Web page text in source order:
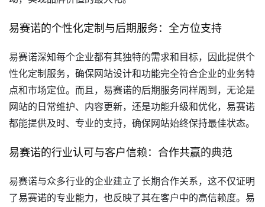
易赛诺的个性化定制与后期服务：全方位支持
易赛诺深知每个企业都有其独特的需求和目标，因此提供个
性化定制服务，确保网站设计和功能完全符合企业的业务特
点和市场定位。而且，易赛诺的后期服务同样周到，无论是
网站的日常维护、内容更新，还是功能升级和优化，易赛诺
都能提供及时、专业的支持，确保网站始终保持最佳状态。
易赛诺的行业认可与客户信赖：合作共赢的典范
易赛诺与众多行业的企业建立了长期合作关系，这不仅证明
了易赛诺的专业能力，也反映了其在客户中的高信赖度。易